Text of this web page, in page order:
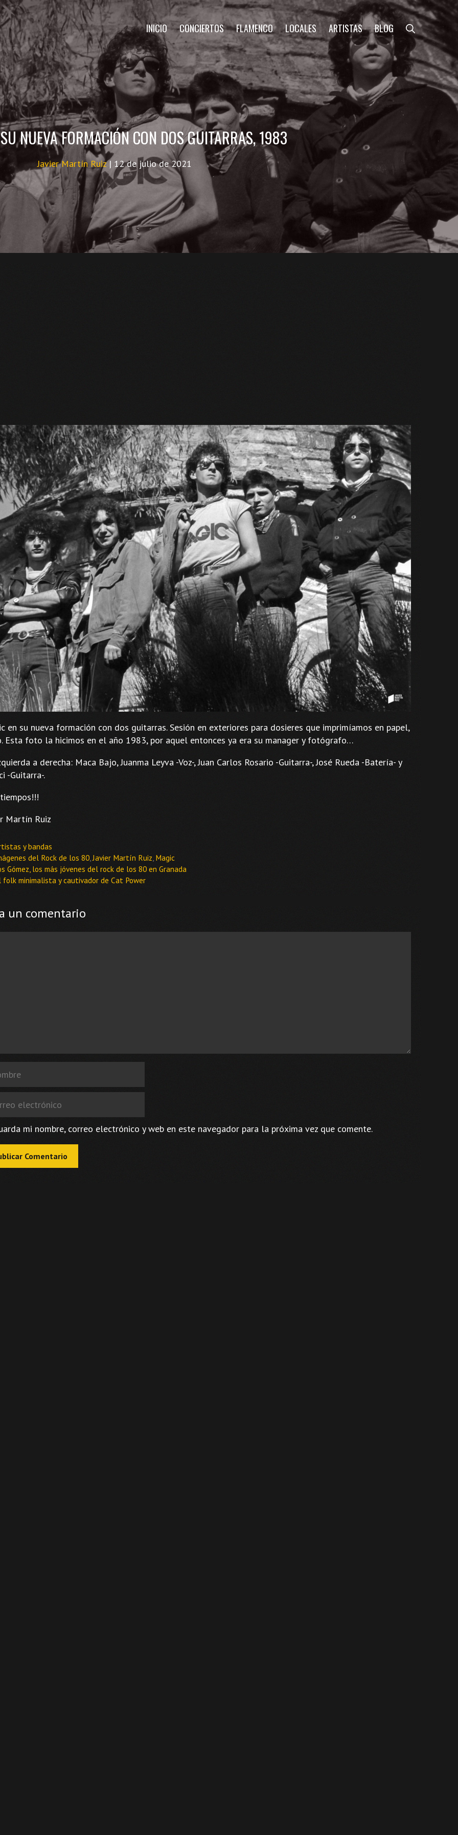
INICIO CONCIERTOS FLAMENCO LOCALES ARTISTAS BLOG
NUEVA FORMACIÓN CON DOS GUITARRAS, 1983
Javier Martín Ruiz| 12 de julio de 2021
en su nueva formación con dos guitarras. Sesión en exteriores para dosieres que imprimíamos en papel,
Esta foto la hicimos en el año 1983, por aquel entonces ya era su manager y fotógrafo…
a derecha: Maca Bajo, Juanma Leyva -Voz-, Juan Carlos Rosario -Guitarra-, José Rueda -Batería- y
-Guitarra-.
Martín Ruiz
y bandas
del Rock de los 80,Javier Martín Ruiz, Magic
Gómez, los más jóvenes del rock de los 80 en Granada
folk minimalista y cautivador de Cat Power
un comentario
mi nombre, correo electrónico y web en este navegador para la próxima vez que comente.